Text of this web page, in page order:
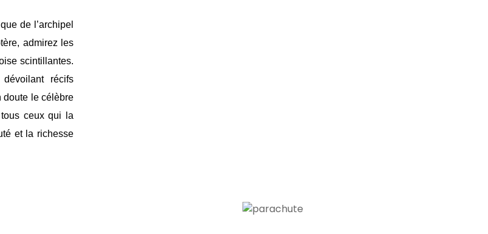
de l’archipel
admirez les
scintillantes.
récifs
doute le célèbre
ceux qui la
et la richesse